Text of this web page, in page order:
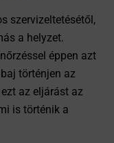
szervizeltetésétől,
a helyzet.
éppen azt
történjen az
az eljárást az
is történik a